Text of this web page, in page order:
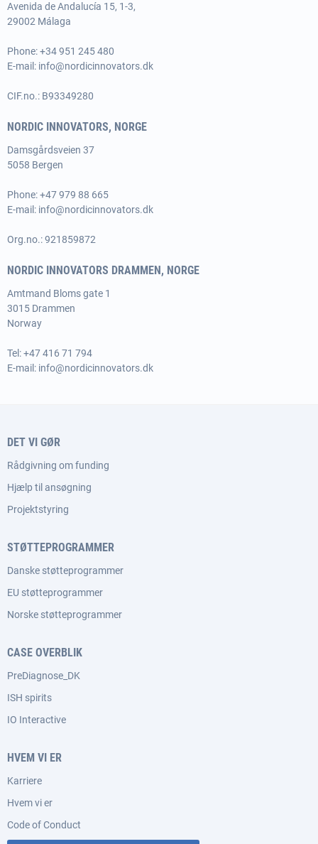
Avenida de Andalucía 15, 1-3,
29002 Málaga
Phone:+34 951 245 480
E-mail: info@nordicinnovators.dk
CIF.no.: B93349280
NORDIC INNOVATORS, NORGE
Damsgårdsveien 37
5058 Bergen
Phone:+47 979 88 665
E-mail: info@nordicinnovators.dk
Org.no.: 921859872
NORDIC INNOVATORS DRAMMEN, NORGE
Amtmand Bloms gate 1
3015 Drammen
Norway
Tel:+47 416 71 794
E-mail: info@nordicinnovators.dk
DET VI GØR
Rådgivning om funding
Hjælp til ansøgning
Projektstyring
STØTTEPROGRAMMER
Danske støtteprogrammer
EU støtteprogrammer
Norske støtteprogrammer
CASE OVERBLIK
PreDiagnose_DK
ISH spirits
IO Interactive
HVEM VI ER
Karriere
Hvem vi er
Code of Conduct